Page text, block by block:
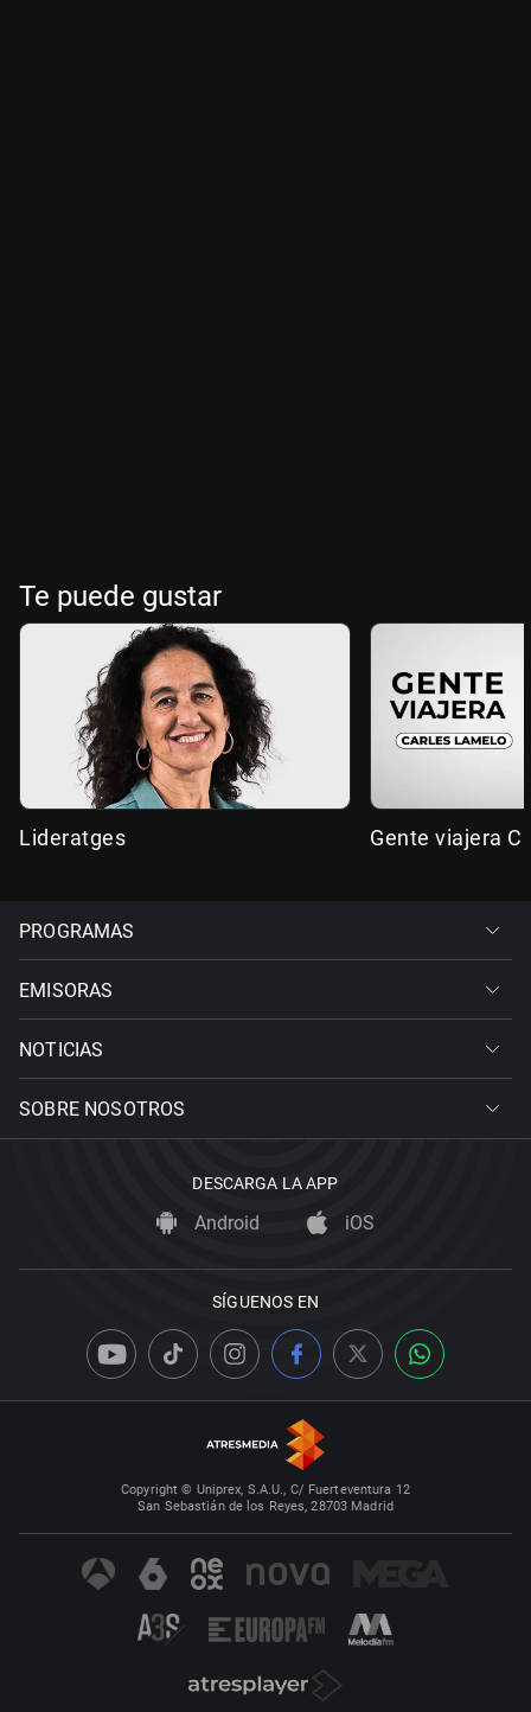
Te puede gustar
Lideratges Gente viajera
PROGRAMAS
EMISORAS
NOTICIAS
SOBRE NOSOTROS
DESCARGA LA APP
Android iOS
SÍGUENOS EN
Copyright © Uniprex, S.A.U., C/ Fuerteventura 12
San Sebastián de los Reyes, 28703 Madrid